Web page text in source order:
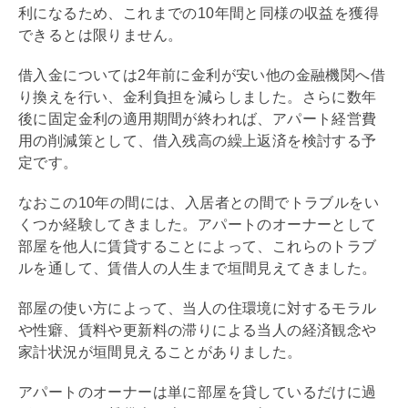
利になるため、これまでの10年間と同様の収益を獲得
できるとは限りません。
借入金については2年前に金利が安い他の金融機関へ借
り換えを行い、金利負担を減らしました。さらに数年
後に固定金利の適用期間が終われば、アパート経営費
用の削減策として、借入残高の繰上返済を検討する予
定です。
なおこの10年の間には、入居者との間でトラブルをい
くつか経験してきました。アパートのオーナーとして
部屋を他人に賃貸することによって、これらのトラブ
ルを通して、賃借人の人生まで垣間見えてきました。
部屋の使い方によって、当人の住環境に対するモラル
や性癖、賃料や更新料の滞りによる当人の経済観念や
家計状況が垣間見えることがありました。
アパートのオーナーは単に部屋を貸しているだけに過